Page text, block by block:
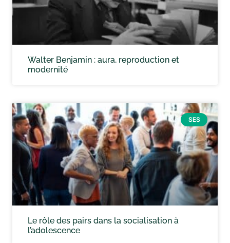
Walter Benjamin : aura, reproduction et
modernité
SES
Le rôle des pairs dans la socialisation à
l’adolescence